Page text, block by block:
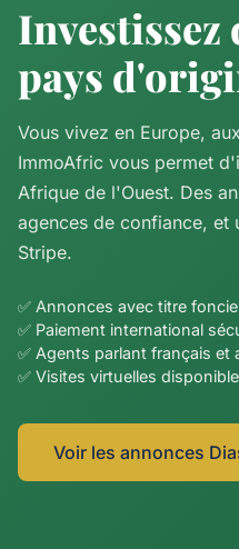
Investissez
pays
Vous vivez en Europe,
ImmoAfric vous permet
Afrique de l'Ouest. Des
agences de confiance, et
Stripe.
✅ Annonces avec titre
✅ Paiement international
✅ Agents parlant français et
✅ Visites virtuelles
Voir les annonces